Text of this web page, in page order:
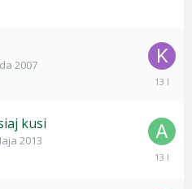
2007
24
kusi
2013